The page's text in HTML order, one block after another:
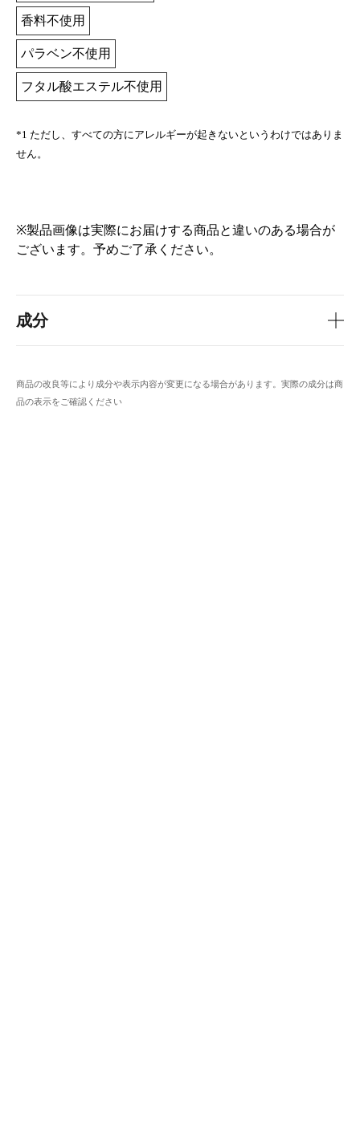
成分
商品の改良等により成分や表示内容が変更になる場合があります。実際の成分は商
品の表示をご確認ください
香料不使用
パラベン不使用
フタル酸エステル不使用
*1 ただし、すべての方にアレルギーが起きないというわけではありま
せん。
※製品画像は実際にお届けする商品と違いのある場合が
ございます。予めご了承ください。